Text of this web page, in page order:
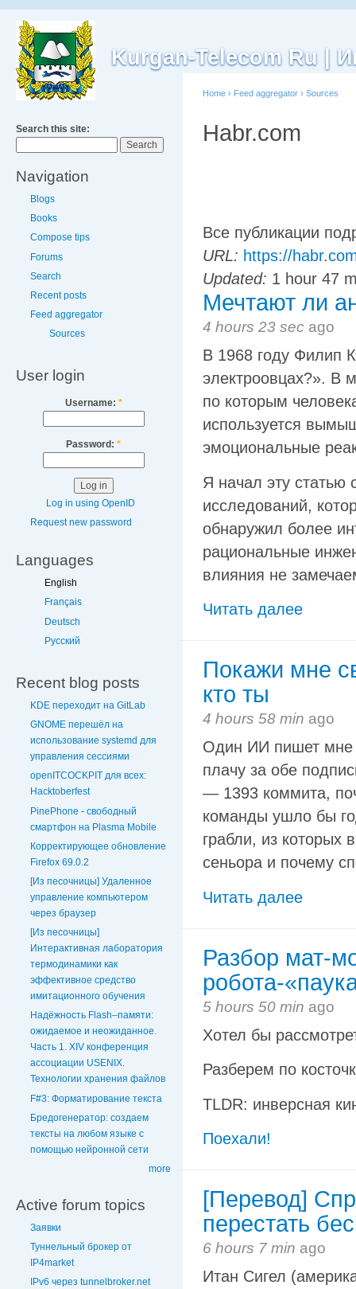
Kurgan-Telecom Ru |
Search this site:
Navigation
Blogs
Books
Compose tips
Forums
Search
Recent posts
Feed aggregator
Sources
User login
Username: *
Password: *
Log in using OpenID
Request new password
Languages
English
Français
Deutsch
Русский
Recent blog posts
KDE переходит на GitLab
GNOME перешёл на
использование systemd для
управления сессиями
openITCOCKPIT для всех:
Hacktoberfest
PinePhone - свободный
смартфон на Plasma Mobile
Корректирующее обновление
Firefox 69.0.2
[Из песочницы] Удаленное
управление компьютером
через браузер
[Из песочницы]
Интерактивная лаборатория
термодинамики как
эффективное средство
имитационного обучения
Надёжность Flash–памяти:
ожидаемое и неожиданное.
Часть 1. XIV конференция
ассоциации USENIX.
Технологии хранения файлов
F#3: Форматирование текста
Бредогенератор: создаем
тексты на любом языке с
помощью нейронной сети
more
Active forum topics
Заявки
Туннельный брокер от
IP4market
IPv6 через tunnelbroker.net
Home › Feed aggregator › Sources
Habr.com
Все публикации
URL: https://
Updated: 1 hour 47
Мечтают ли
4 hours 23 sec ago
В 1968 году Филип
электроовцах?». В
по которым
используется
эмоциональные
Я начал эту статью
исследований,
обнаружил более
рациональные
влияния не
Читать далее
Покажи мне
кто ты
4 hours 58 min ago
Один ИИ пишет мне
плачу за обе
— 1393 коммита,
команды ушло бы
грабли, из которых
сеньора и почему
Читать далее
Разбор мат-
робота-
5 hours 50 min ago
Хотел бы
Разберем по
TLDR: инверсная
Поехали!
[Перевод]
перестать
6 hours 7 min ago
Итан Сигел